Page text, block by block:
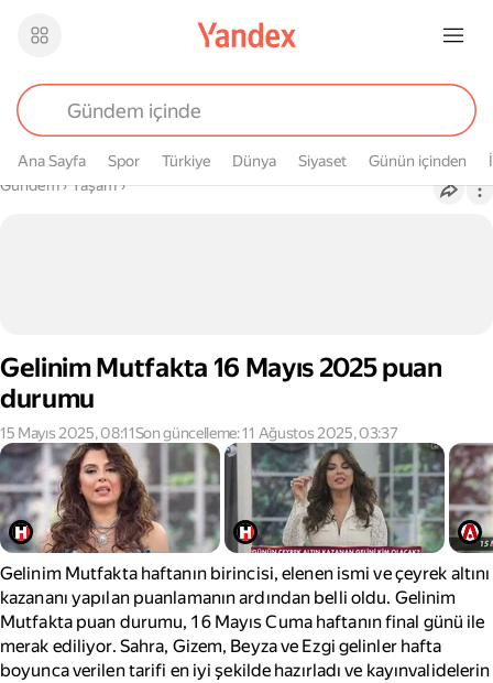
Ana Sayfa Spor Türkiye Dünya Siyaset Günün içinden
Buradasın
Gündem› Yaşam›
Gelinim Mutfakta 16 Mayıs 2025 puan
durumu
15 Mayıs 2025, 08:11Son güncelleme: 11 Ağustos 2025, 03:37
Gelinim Mutfakta haftanın birincisi, elenen ismi ve çeyrek altını
kazananı yapılan puanlamanın ardından belli oldu. Gelinim
Mutfakta puan durumu, 16 Mayıs Cuma haftanın final günü ile
merak ediliyor. Sahra, Gizem, Beyza ve Ezgi gelinler hafta
boyunca verilen tarifi en iyi şekilde hazırladı ve kayınvalidelerin